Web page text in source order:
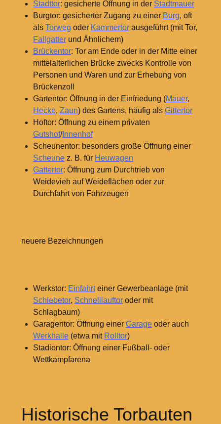
Stadttor: gesicherte Öffnung in der Stadtmauer
Burgtor: gesicherter Zugang zu einer Burg, oft
als Torweg oder Kammertorausgeführt (mit Tor,
Fallgatterund Ähnlichem)
Brückentor: Tor am Ende oder in der Mitte einer
mittelalterlichen Brücke zwecks Kontrolle von
Personen und Waren und zur Erhebung von
Brückenzoll
Gartentor: Öffnung in der Einfriedung (Mauer,
Hecke, Zaun) des Gartens, häufig als Gittertor
Hoftor: Öffnung zu einem privaten
Gutshof/Innenhof
Scheunentor: besonders große Öffnung einer
Scheunez. B. für Heuwagen
Gattertor: Öffnung zum Durchtrieb von
Weidevieh auf Weideflächen oder zur
Durchfahrt von Fahrzeugen
neuere Bezeichnungen
Werkstor: Einfahrteiner Gewerbeanlage (mit
Schiebetor, Schnelllauftoroder mit
Schlagbaum)
Garagentor: Öffnung einer Garageoder auch
Werkhalle(etwa mit Rolltor)
Stadiontor: Öffnung einer Fußball- oder
Wettkampfarena
Historische Torbauten